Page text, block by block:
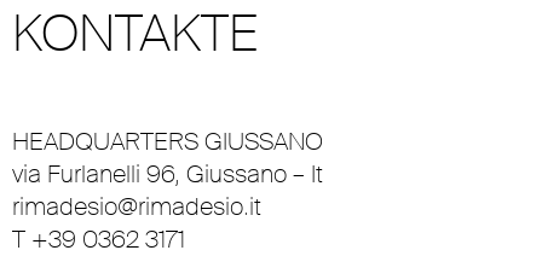
KONTAKTE
HEADQUARTERS GIUSSANO
via Furlanelli 96, Giussano – It
rimadesio@rimadesio.it
T +39 0362 3171